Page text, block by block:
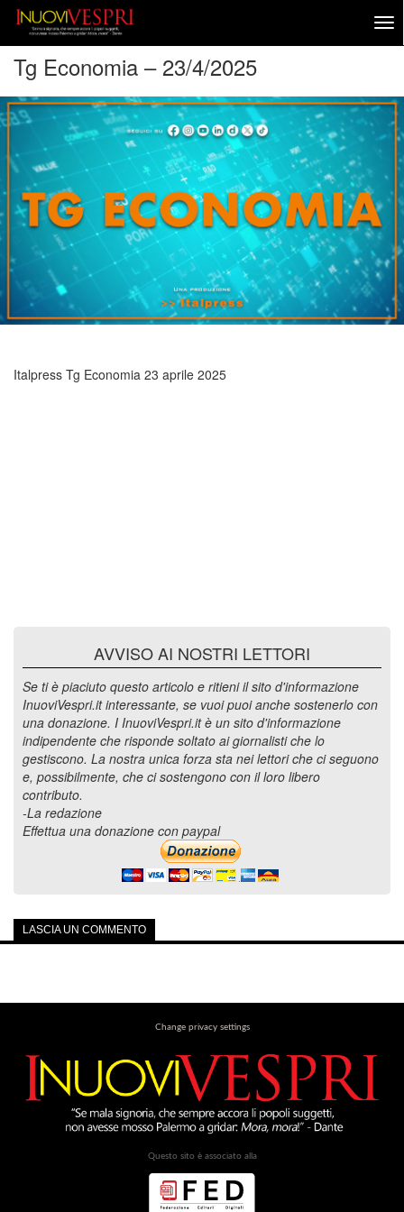
Tg Economia – 23/4/2025
Italpress Tg Economia 23 aprile 2025
AVVISO AI NOSTRI LETTORI
Se ti è piaciuto questo articolo e ritieni il sito d'informazione
InuoviVespri.it interessante, se vuoi puoi anche sostenerlo con
una donazione. I InuoviVespri.it è un sito d'informazione
indipendente che risponde soltato ai giornalisti che lo
gestiscono. La nostra unica forza sta nei lettori che ci seguono
e, possibilmente, che ci sostengono con il loro libero
contributo.
-La redazione
Effettua una donazione con paypal
LASCIA UN COMMENTO
Change privacy settings
Questo sito è associato alla